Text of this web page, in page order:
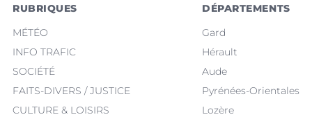
RUBRIQUES
MÉTÉO
INFO TRAFIC
SOCIÉTÉ
FAITS-DIVERS / JUSTICE
CULTURE & LOISIRS
DÉPARTEMENTS
Gard
Hérault
Aude
Pyrénées-Orientales
Lozère